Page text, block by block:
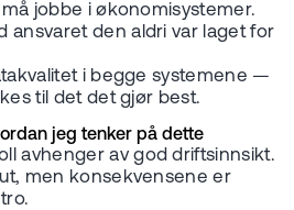
jobbe i økonomisystemer.
ansvaret den aldri var laget for
i begge systemene —
til det det gjør best.
jeg tenker på dette
avhenger av god driftsinnsikt.
men konsekvensene er